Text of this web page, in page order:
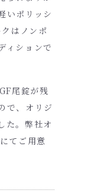
いポリッシ
はノンポ
ィションで
尾錠が残
で、オリジ
た。弊社オ
てご用意